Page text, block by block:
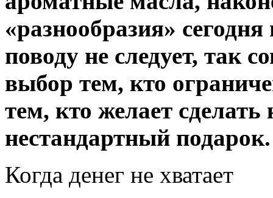
«разнообразия»
поводу не следует, так
выбор тем, кто
тем, кто желает
нестандартный подарок.
Когда денег не хватает